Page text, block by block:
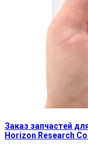
Заказ запчастей
Horizon Research